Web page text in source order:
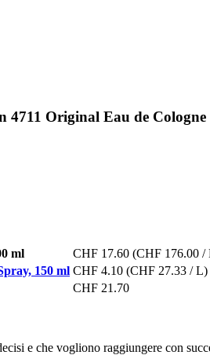
4711 Original Eau de
ml CHF 17.60 (CHF 176.00 /
150 ml CHF 4.10 (CHF 27.33 / L)
CHF 21.70
e che vogliono raggiungere con